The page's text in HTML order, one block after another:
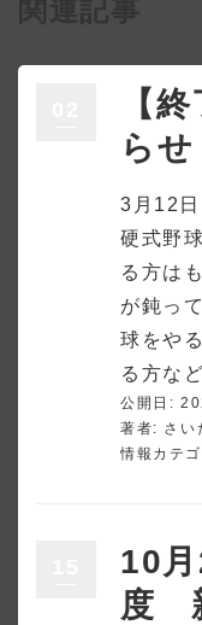
関連記事
【
らせ
3月12
硬式野
る方は
が鈍っ
球をや
る方な
公開日:
著者: さい
情報カテ
10
度